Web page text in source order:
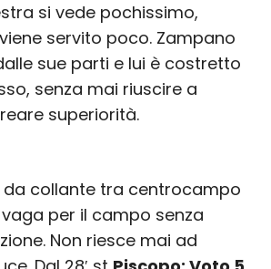
si vede pochissimo,
servito poco. Zampano
sue parti e lui è costretto
senza mai riuscire a
superiorità.
da collante tra centrocampo
per il campo senza
Non riesce mai ad